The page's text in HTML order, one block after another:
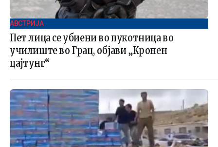
АВСТРИЈА
Пет лица се убиени во пукотница во
училиште во Грац, објави „Кронен
цајтунг“